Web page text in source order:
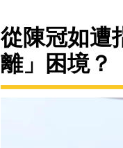
從陳冠如遭
離」困境？